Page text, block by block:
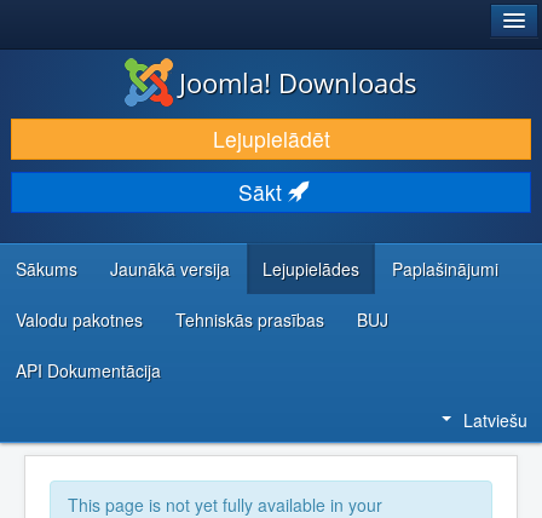
LEJUPIELĀDĒT UN PAPLAŠINĀT
ATKLĀJ UN IEMĀCIES
KOPIENA UN ATBALSTS
IZSTRĀDĀTĀJU RESURSI
Joomla! Downloads
Lejupielādēt
Sākt
Sākums Jaunākā versija Lejupielādes Paplašinājumi
Valodu pakotnes Tehniskās prasības BUJ
API Dokumentācija
Latviešu
This page is not yet fully available in your